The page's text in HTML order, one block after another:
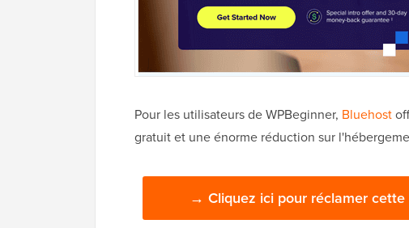
Pour les utilisateurs de WPBeginner, Bluehost
gratuit et une énorme réduction sur
→ Cliquez ici pour réclamer